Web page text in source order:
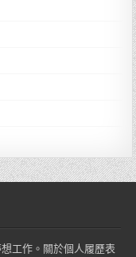
工作。關於個人履歷表